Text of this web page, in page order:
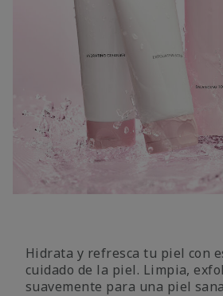
Hidrata y refresca tu piel con
cuidado de la piel. Limpia,
suavemente para una piel